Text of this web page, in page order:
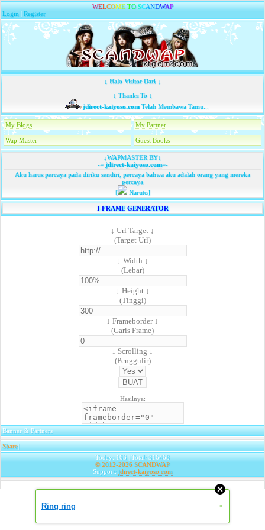
WELCOME TO SCANDWAP
Login |Register
↓ Halo Visitor Dari ↓
↓ Thanks To ↓
jdirect-kaiyoso.comTelah Membawa Tamu...
My Blogs My Partner
Wap Master Guest Books
↓WAPMASTER BY↓
-=jdirect-kaiyoso.com=-
Aku harus percaya pada diriku sendiri, percaya bahwa aku adalah orang yang mereka
percaya
[
Naruto]
I-FRAME GENERATOR
↓ Url Target ↓
(Target Url)
↓ Width ↓
(Lebar)
↓ Height ↓
(Tinggi)
↓ Frameborder ↓
(Garis Frame)
↓ Scrolling ↓
(Penggulir)
Hasilnya:
Banner & Partners
Share|
Today: 163 | Total: 316468
© 2012-2026 SCANDWAP
Support: jdirect-kaiyoso.com
Ring ring »